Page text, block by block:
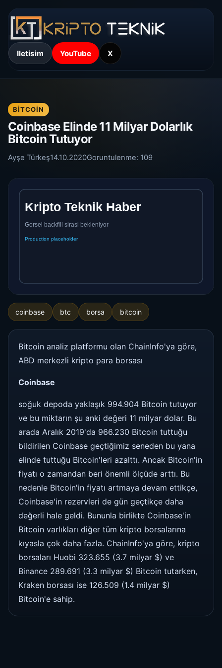
Iletisim YouTube X
BITCOIN
Coinbase Elinde 11 Milyar Dolarlık
Bitcoin Tutuyor
Ayşe Türkeş14.10.2020Goruntulenme: 109
coinbase btc borsa bitcoin
Bitcoin analiz platformu olan ChainInfo'ya göre,
ABD merkezli kripto para borsası
Coinbase
soğuk depoda yaklaşık 994.904 Bitcoin tutuyor
ve bu miktarın şu anki değeri 11 milyar dolar. Bu
arada Aralık 2019'da 966.230 Bitcoin tuttuğu
bildirilen Coinbase geçtiğimiz seneden bu yana
elinde tuttuğu Bitcoin'leri azalttı. Ancak Bitcoin'in
fiyatı o zamandan beri önemli ölçüde arttı. Bu
nedenle Bitcoin'in fiyatı artmaya devam ettikçe,
Coinbase'in rezervleri de gün geçtikçe daha
değerli hale geldi. Bununla birlikte Coinbase'in
Bitcoin varlıkları diğer tüm kripto borsalarına
kıyasla çok daha fazla. ChainInfo'ya göre, kripto
borsaları Huobi 323.655 (3.7 milyar $) ve
Binance 289.691 (3.3 milyar $) Bitcoin tutarken,
Kraken borsası ise 126.509 (1.4 milyar $)
Bitcoin'e sahip.